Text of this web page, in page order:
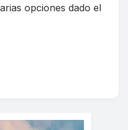
opciones dado el